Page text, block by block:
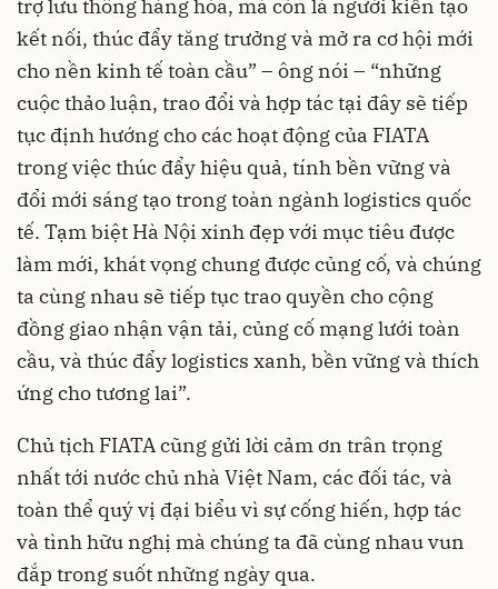
trợ lưu thông hàng hóa, mà còn là người kiến tạo
kết nối, thúc đẩy tăng trưởng và mở ra cơ hội mới
cho nền kinh tế toàn cầu” – ông nói – “những
cuộc thảo luận, trao đổi và hợp tác tại đây sẽ tiếp
tục định hướng cho các hoạt động của FIATA
trong việc thúc đẩy hiệu quả, tính bền vững và
đổi mới sáng tạo trong toàn ngành logistics quốc
tế. Tạm biệt Hà Nội xinh đẹp với mục tiêu được
làm mới, khát vọng chung được củng cố, và chúng
ta cùng nhau sẽ tiếp tục trao quyền cho cộng
đồng giao nhận vận tải, củng cố mạng lưới toàn
cầu, và thúc đẩy logistics xanh, bền vững và thích
ứng cho tương lai”.
Chủ tịch FIATA cũng gửi lời cảm ơn trân trọng
nhất tới nước chủ nhà Việt Nam, các đối tác, và
toàn thể quý vị đại biểu vì sự cống hiến, hợp tác
và tình hữu nghị mà chúng ta đã cùng nhau vun
đắp trong suốt những ngày qua.